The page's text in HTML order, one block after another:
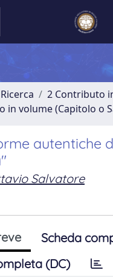
2 Contributo
in volume (Capitolo o
autentiche
Salvatore
Scheda
(DC)